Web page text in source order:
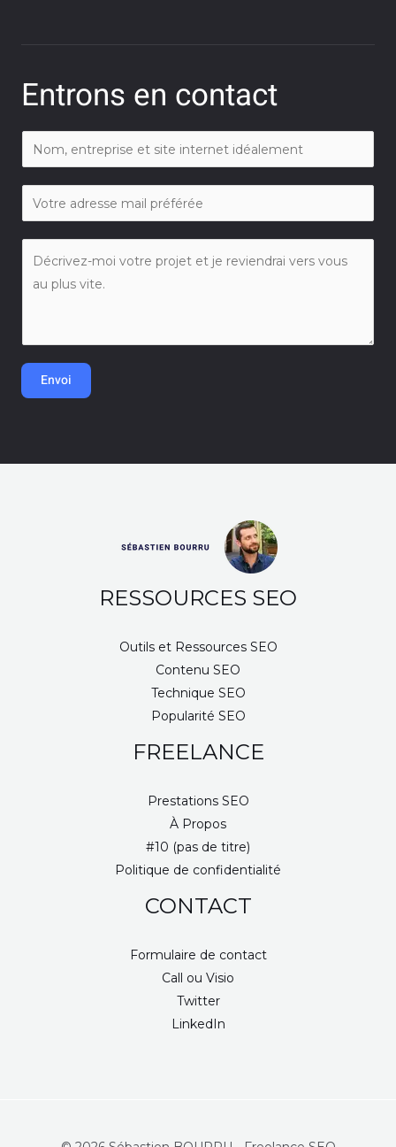
Entrons en contact
o
m
m
a
e
m
Envoi
RESSOURCES SEO
Outils et Ressources SEO​
Contenu SEO
Technique SEO
Popularité​ SEO
FREELANCE
Prestations SEO
À Propos
#10 (pas de titre)
Politique de confidentialité
CONTACT
Formulaire de contact
Call ou Visio
Twitter
LinkedIn